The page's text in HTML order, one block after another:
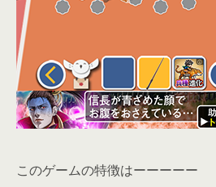
このゲームの特徴はーーーーー